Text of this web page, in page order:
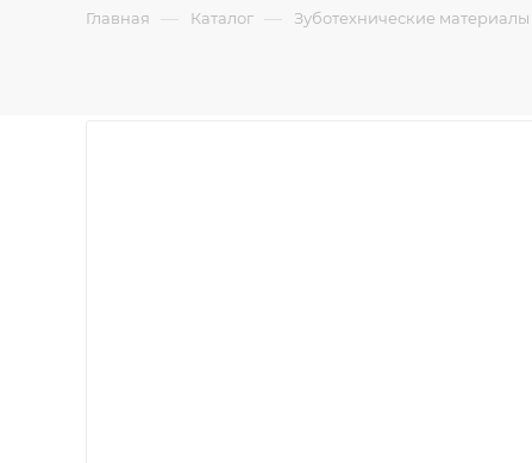
Главная — Каталог — Зуботехнические материалы